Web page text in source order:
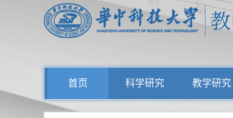
首页 科学研究 教学研究